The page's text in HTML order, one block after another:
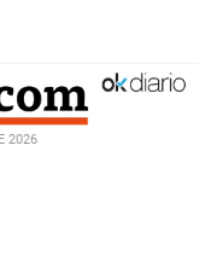
2026